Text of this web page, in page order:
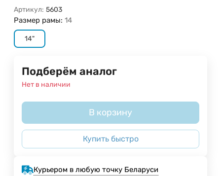
Артикул: 5603
Размер рамы: 14
14"
Подберём аналог
Нет в наличии
В корзину
Купить быстро
Курьером в любую точку Беларуси